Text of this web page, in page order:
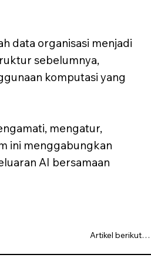
data organisasi menjadi
sebelumnya,
komputasi yang
mengatur,
ini menggabungkan
AI bersamaan
Artikel berikutnya